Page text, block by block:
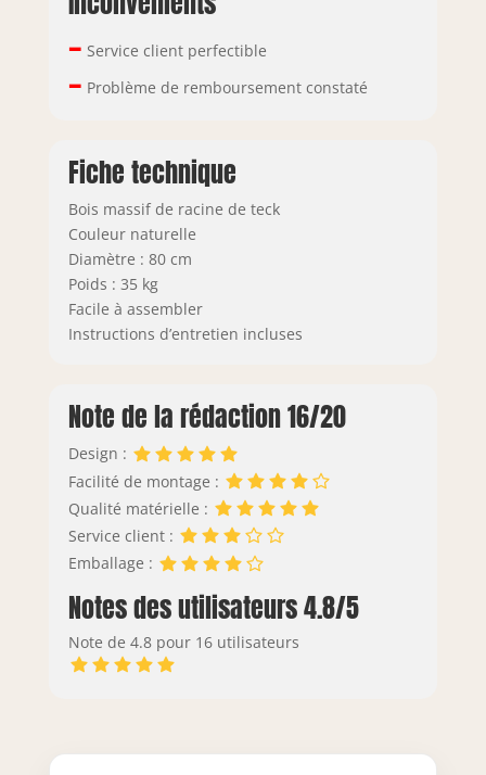
– Service client perfectible
– Problème de remboursement constaté
Fiche technique
Bois massif de racine de teck
Couleur naturelle
Diamètre : 80 cm
Poids : 35 kg
Facile à assembler
Instructions d’entretien incluses
Note de la rédaction 16/20
Design :
Facilité de montage :
Qualité matérielle :
Service client :
Emballage :
Notes des utilisateurs 4.8/5
Note de 4.8 pour 16 utilisateurs